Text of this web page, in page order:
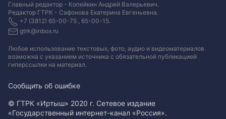
Главный редактор - Копейкин Андрей Валерьевич.
Редактор ГТРК - Сафонова Екатерина Евгеньевна.
+7 (3812) 65-00-75 , 65-00-15.
gtrk@inbox.ru
Любое использование текстовых, фото, аудио и видеоматериалов
возможна с указанием источника с обязательной публикацией
гиперссылки на материал.
Сообщить об ошибке
© ГТРК «Иртыш» 2020 г. Сетевое издание
«Государственный интернет-канал «Россия».